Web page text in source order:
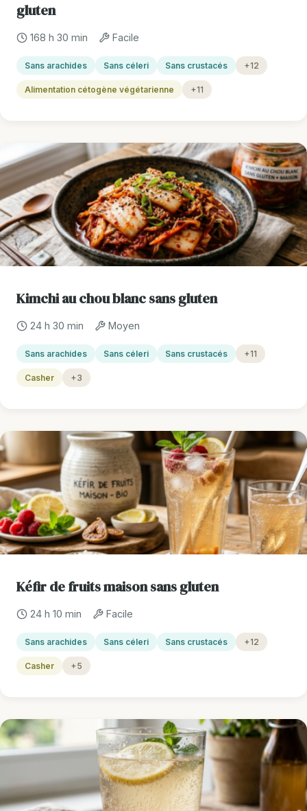
gluten
168 h 30 min Facile
Sans arachides Sans céleri Sans crustacés +12
Alimentation cétogène végétarienne +11
Kimchi au chou blanc sans gluten
24 h 30 min Moyen
Sans arachides Sans céleri Sans crustacés +11
Casher +3
Kéfir de fruits maison sans gluten
24 h 10 min Facile
Sans arachides Sans céleri Sans crustacés +12
Casher +5